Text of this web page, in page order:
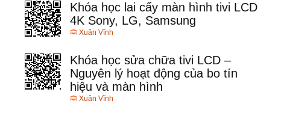
Khóa học lai cấy màn hình tivi LCD
4K Sony, LG, Samsung
Xuân Vĩnh
Khóa học sửa chữa tivi LCD –
Nguyên lý hoạt động của bo tín
hiệu và màn hình
Xuân Vĩnh